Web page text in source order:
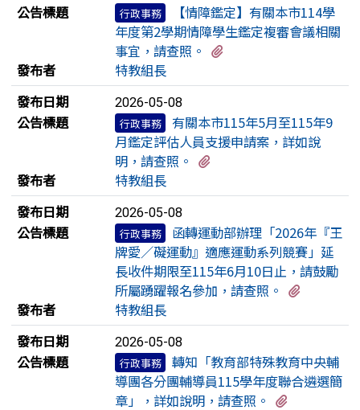
公告標題 行政事務
【情障鑑定】有關本市114學
年度第2學期情障學生鑑定複審會議相關
事宜，請查照。
發布者
特教組長
發布日期
2026-05-08
公告標題 行政事務
有關本市115年5月至115年9
月鑑定評估人員支援申請案，詳如說
明，請查照。
發布者
特教組長
發布日期
2026-05-08
公告標題 行政事務
函轉運動部辦理「2026年『王
牌愛／礙運動』適應運動系列競賽」延
長收件期限至115年6月10日止，請鼓勵
所屬踴躍報名參加，請查照。
發布者
特教組長
發布日期
2026-05-08
公告標題 行政事務
轉知「教育部特殊教育中央輔
導團各分團輔導員115學年度聯合遴選簡
章」，詳如說明，請查照。